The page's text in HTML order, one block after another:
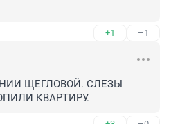
+1 –1
ЩЕГЛОВОЙ. СЛЕЗЫ
КВАРТИРУ.